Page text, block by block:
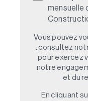
mensuelle
Vous pouvez
: consultez
pour exercez
notre
et du
En cliquant